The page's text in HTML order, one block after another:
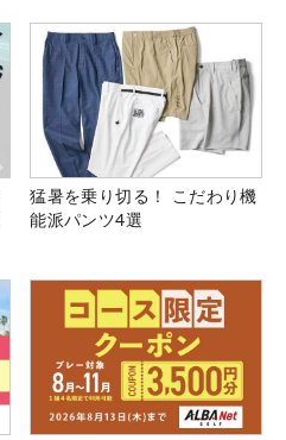
猛暑を乗り切る！ こだわり機
能派パンツ4選